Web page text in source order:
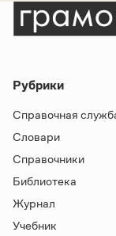
Рубрики
Справочная
Словари
Справочники
Библиотека
Журнал
Учебник